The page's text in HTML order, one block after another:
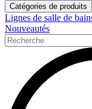
Catégories de produits
Lignes de salle de
Nouveautés